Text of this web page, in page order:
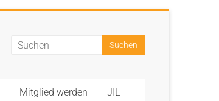
Mitglied werden JIL